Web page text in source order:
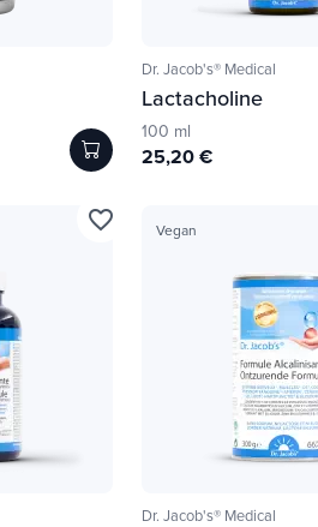
Dr. Jacob's® Medical
Lactacholine
100 ml
25,20 €
favorite_border Vegan
Dr. Jacob's® Medical